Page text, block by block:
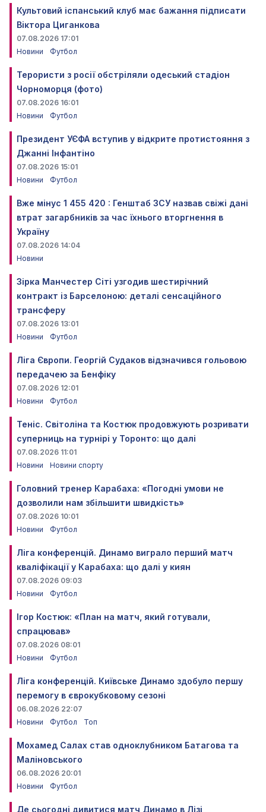
Культовий іспанський клуб має бажання підписати
Віктора Циганкова
07.08.2026 17:01
Новини
Футбол
Терористи з росії обстріляли одеський стадіон
Чорноморця (фото)
07.08.2026 16:01
Новини
Футбол
Президент УЄФА вступив у відкрите протистояння з
Джанні Інфантіно
07.08.2026 15:01
Новини
Футбол
Вже мінус 1 455 420 : Генштаб ЗСУ назвав свіжі дані
втрат загарбників за час їхнього вторгнення в
Україну
07.08.2026 14:04
Новини
Зірка Манчестер Сіті узгодив шестирічний
контракт із Барселоною: деталі сенсаційного
трансферу
07.08.2026 13:01
Новини
Футбол
Ліга Європи. Георгій Судаков відзначився гольовою
передачею за Бенфіку
07.08.2026 12:01
Новини
Футбол
Теніс. Світоліна та Костюк продовжують розривати
суперниць на турнірі у Торонто: що далі
07.08.2026 11:01
Новини
Новини спорту
Головний тренер Карабаха: «Погодні умови не
дозволили нам збільшити швидкість»
07.08.2026 10:01
Новини
Футбол
Ліга конференцій. Динамо виграло перший матч
кваліфікації у Карабаха: що далі у киян
07.08.2026 09:03
Новини
Футбол
Ігор Костюк: «План на матч, який готували,
спрацював»
07.08.2026 08:01
Новини
Футбол
Ліга конференцій. Київське Динамо здобуло першу
перемогу в єврокубковому сезоні
06.08.2026 22:07
Новини
Футбол Топ
Мохамед Салах став одноклубником Батагова та
Маліновського
06.08.2026 20:01
Новини
Футбол
Де сьогодні дивитися матч Динамо в Лізі